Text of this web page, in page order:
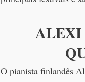
O pianista finlandês